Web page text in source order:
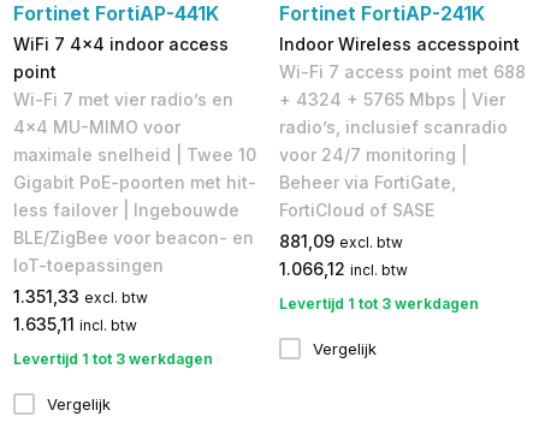
Fortinet FortiAP-441K
WiFi 7 4x4 indoor access
point
Wi-Fi 7 met vier radio’s en
4x4 MU-MIMO voor
maximale snelheid | Twee 10
Gigabit PoE-poorten met hit-
less failover | Ingebouwde
BLE/ZigBee voor beacon- en
IoT-toepassingen
1.351,33 excl. btw
1.635,11 incl. btw
Levertijd 1 tot 3 werkdagen
Vergelijk
Fortinet FortiAP-241K
Indoor Wireless accesspoint
Wi-Fi 7 access point met 688
+ 4324 + 5765 Mbps | Vier
radio’s, inclusief scanradio
voor 24/7 monitoring |
Beheer via FortiGate,
FortiCloud of SASE
881,09 excl. btw
1.066,12 incl. btw
Levertijd 1 tot 3 werkdagen
Vergelijk